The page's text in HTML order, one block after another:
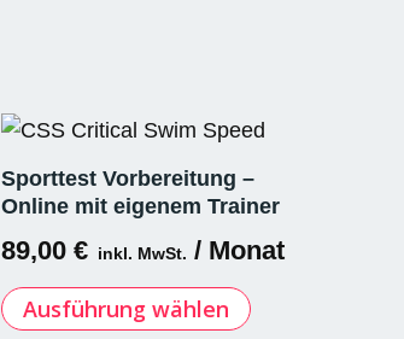
Sporttest Vorbereitung –
Online mit eigenem Trainer
89,00€ inkl. MwSt. / Monat
Ausführung wählen